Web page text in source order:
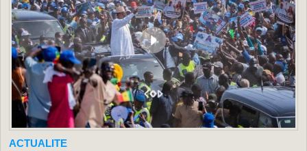
ACTUALITE